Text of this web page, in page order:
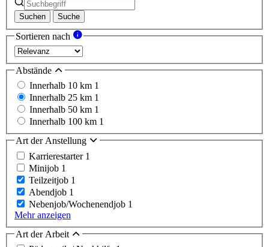
Suchen Suche
Sortieren nach
Abstände
Innerhalb 10 km 1
Innerhalb 25 km 1
Innerhalb 50 km 1
Innerhalb 100 km 1
Art der Anstellung
Karrierestarter 1
Minijob 1
Teilzeitjob 1
Abendjob 1
Nebenjob/Wochenendjob 1
Mehr anzeigen
Art der Arbeit